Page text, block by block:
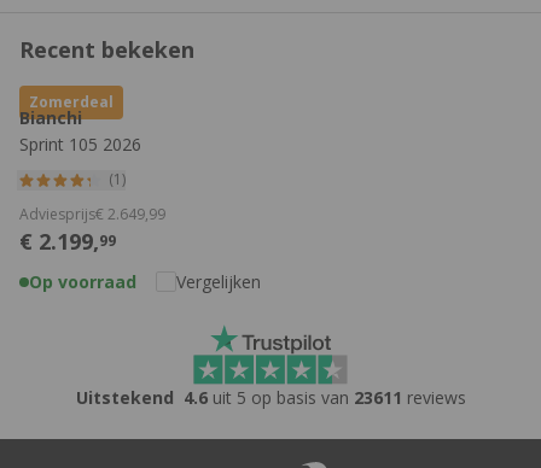
Recent bekeken
Zomerdeal
Bianchi
Sprint 105 2026
(1)
€ 2.199,99
Adviesprijs€ 2.649,99
Op voorraad Vergelijken
Uitstekend 4.6uit 5 op basis van 23611 reviews